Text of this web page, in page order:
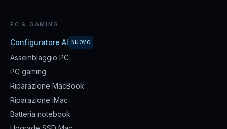
PC & GAMING
Configuratore AI NUOVO
Assemblaggio PC
PC gaming
Riparazione MacBook
Riparazione iMac
Batteria notebook